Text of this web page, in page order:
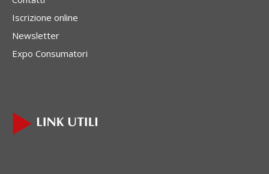
Iscrizione online
Newsletter
Expo Consumatori